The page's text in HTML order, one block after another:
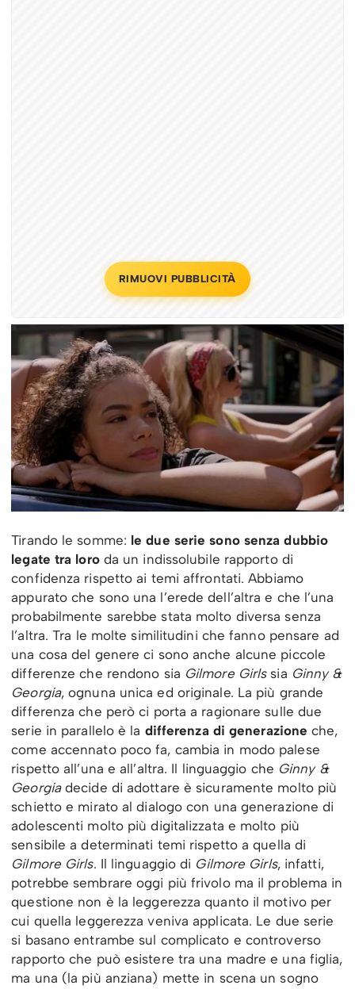
RIMUOVI PUBBLICITÀ
Tirando le somme: le due serie sono senza dubbio
legate tra loro da un indissolubile rapporto di
confidenza rispetto ai temi affrontati. Abbiamo
appurato che sono una l’erede dell’altra e che l’una
probabilmente sarebbe stata molto diversa senza
l’altra. Tra le molte similitudini che fanno pensare ad
una cosa del genere ci sono anche alcune piccole
differenze che rendono sia Gilmore Girlssia Ginny &
Georgia, ognuna unica ed originale. La più grande
differenza che però ci porta a ragionare sulle due
serie in parallelo è la differenza di generazione che,
come accennato poco fa, cambia in modo palese
rispetto all’una e all’altra. Il linguaggio che Ginny &
Georgiadecide di adottare è sicuramente molto più
schietto e mirato al dialogo con una generazione di
adolescenti molto più digitalizzata e molto più
sensibile a determinati temi rispetto a quella di
Gilmore Girls. Il linguaggio di Gilmore Girls, infatti,
potrebbe sembrare oggi più frivolo ma il problema in
questione non è la leggerezza quanto il motivo per
cui quella leggerezza veniva applicata. Le due serie
si basano entrambe sul complicato e controverso
rapporto che può esistere tra una madre e una figlia,
ma una (la più anziana) mette in scena un sogno